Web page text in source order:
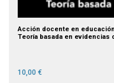
Acción docente en
Teoría basada en evidencias
10,00 €